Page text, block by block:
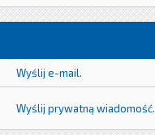
Wyślij e-mail.
Wyślij prywatną wiadomość.